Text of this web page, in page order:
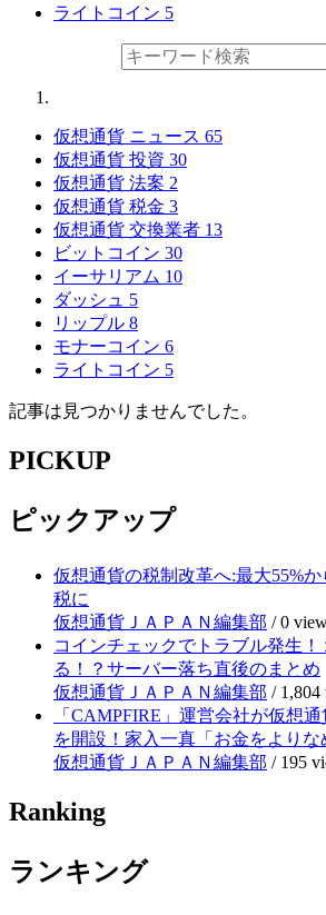
ライトコイン 5
仮想通貨 ニュース 65
仮想通貨 投資 30
仮想通貨 法案 2
仮想通貨 税金 3
仮想通貨 交換業者 13
ビットコイン 30
イーサリアム 10
ダッシュ 5
リップル 8
モナーコイン 6
ライトコイン 5
記事は見つかりませんでした。
PICKUP
ピックアップ
仮想通貨の税制改革へ:最大55%
税に
仮想通貨ＪＡＰＡＮ編集部 /0
コインチェックでトラブル発生！
る！？サーバー落ち直後のまとめ
仮想通貨ＪＡＰＡＮ編集部 / 1,804
「CAMPFIRE」運営会社が仮想
を開設！家入一真「お金をよりな
仮想通貨ＪＡＰＡＮ編集部 / 195
Ranking
ランキング